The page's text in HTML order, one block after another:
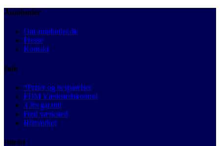
Autobutler
Om autobutler.dk
Presse
Kontakt
Info
*Priser og besparelser
FDM Værkstedskontrol
3 års garanti
Find værksted
Bilmærker
Bilråd